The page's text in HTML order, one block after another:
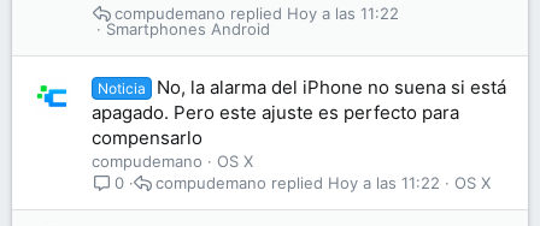
Smartphones Android
Hoy a las 11:22
compudemano
Noticia
No, la alarma del iPhone no suena si está
apagado. Pero este ajuste es perfecto para
compensarlo
compudemano
OS X
0
OS X
Hoy a las 11:22
compudemano